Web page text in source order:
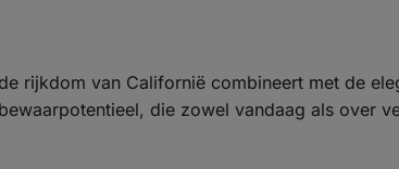
rijkdom van Californië combineert met de
die zowel vandaag als over